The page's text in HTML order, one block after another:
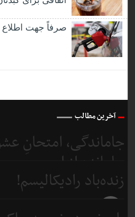
صرفاً جهت اطلاع
آخرین مطالب
جاماندگی، امتحانِ
جامانده از اربعین...
3 روز
زنده‌باد رادیکالیسم!